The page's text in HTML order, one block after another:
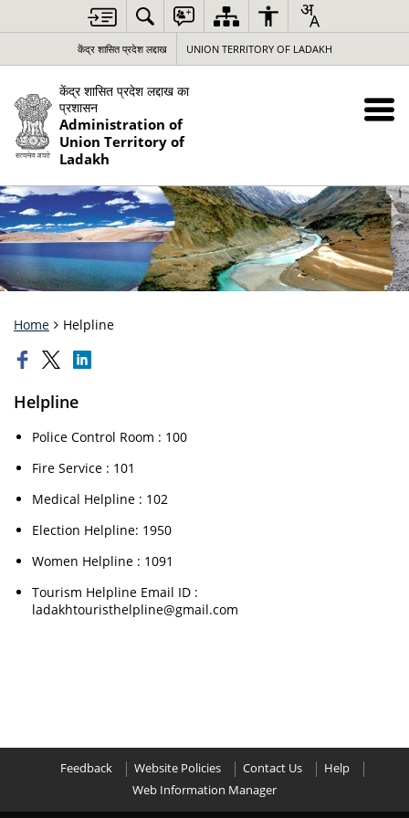
केंद्र शासित प्रदेश लद्दाख UNION TERRITORY OF LADAKH
केंद्र शासित प्रदेश लद्दाख का
प्रशासन
Administration of
Union Territory of
Ladakh
Home Helpline
Helpline
Police Control Room : 100
Fire Service : 101
Medical Helpline : 102
Election Helpline: 1950
Women Helpline : 1091
Tourism Helpline Email ID :
ladakhtouristhelpline@gmail.com
Feedback Website Policies Contact Us
Help
Web Information Manager